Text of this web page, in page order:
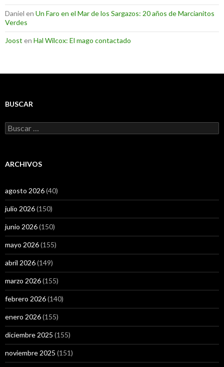
Daniel en Un Faro en el Mar de los Sargazos: 20 años de Marcianitos
Verdes
Joost en Hal Wilcox: El mago contactado
BUSCAR
Buscar:
ARCHIVOS
agosto 2026(40)
julio 2026(150)
junio 2026(150)
mayo 2026(155)
abril 2026(149)
marzo 2026(155)
febrero 2026(140)
enero 2026(155)
diciembre 2025 (155)
noviembre 2025 (151)